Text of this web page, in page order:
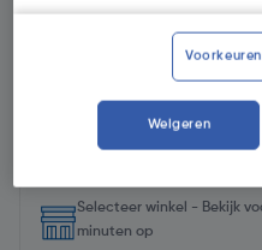
€ 319,89| Excl. btw €
Selecteer winkel - Bekijk
minuten op
Weigeren